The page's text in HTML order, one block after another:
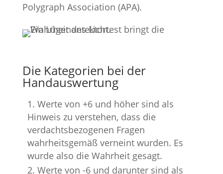
Polygraph Association (APA).
Die Kategorien bei der
Handauswertung
Werte von +6 und höher sind als
Hinweis zu verstehen, dass die
verdachtsbezogenen Fragen
wahrheitsgemäß verneint wurden. Es
wurde also die Wahrheit gesagt.
Werte von -6 und darunter sind als